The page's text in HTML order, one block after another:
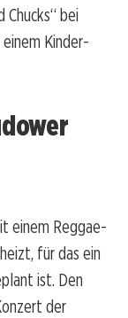
bei
Kinder-
einem Reggae-
für das ein
ist. Den
der